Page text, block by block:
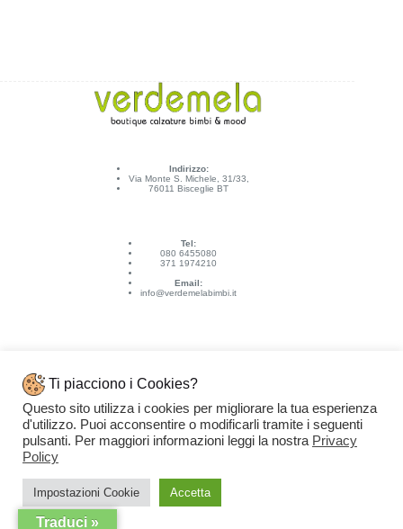
Indirizzo:
Via Monte S. Michele, 31/33,
76011 Bisceglie BT
Tel:
080 6455080
371 1974210
Email:
info@verdemelabimbi.it
Link Utili
Spedizioni e pagamenti
Condizioni di vendita
Ti piacciono i Cookies?
Questo sito utilizza i cookies per migliorare la tua esperienza
d'utilizzo. Puoi acconsentire o modificarli tramite i seguenti
pulsanti. Per maggiori informazioni leggi la nostra Privacy
Policy
Impostazioni Cookie Accetta
Traduci »